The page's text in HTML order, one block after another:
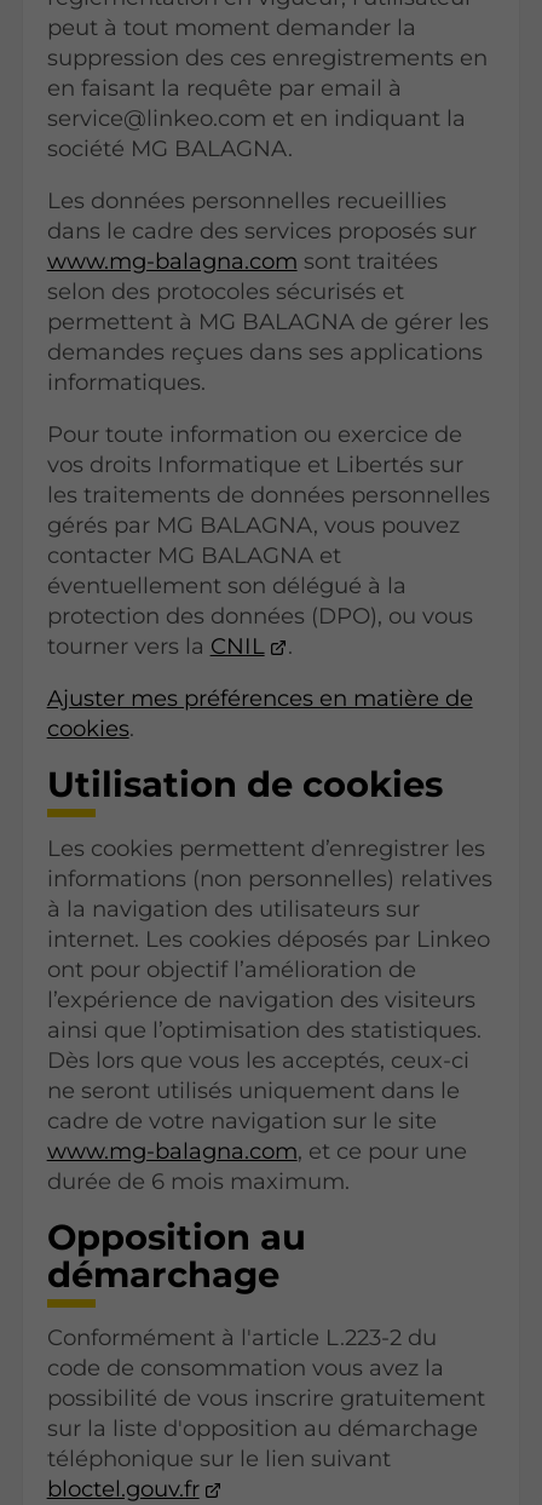
peut à tout moment demander la
suppression des ces enregistrements en
en faisant la requête par email à
service@linkeo.com et en indiquant la
société MG BALAGNA.
Les données personnelles recueillies
dans le cadre des services proposés sur
www.mg-balagna.com sont traitées
selon des protocoles sécurisés et
permettent à MG BALAGNA de gérer les
demandes reçues dans ses applications
informatiques.
Pour toute information ou exercice de
vos droits Informatique et Libertés sur
les traitements de données personnelles
gérés par MG BALAGNA, vous pouvez
contacter MG BALAGNA et
éventuellement son délégué à la
protection des données (DPO), ou vous
tourner vers la CNIL
.
Ajuster mes préférences en matière de
cookies.
Utilisation de cookies
Les cookies permettent d’enregistrer les
informations (non personnelles) relatives
à la navigation des utilisateurs sur
internet. Les cookies déposés par Linkeo
ont pour objectif l’amélioration de
l’expérience de navigation des visiteurs
ainsi que l’optimisation des statistiques.
Dès lors que vous les acceptés, ceux-ci
ne seront utilisés uniquement dans le
cadre de votre navigation sur le site
www.mg-balagna.com, et ce pour une
durée de 6 mois maximum.
Opposition au
démarchage
Conformément à l'article L.223-2 du
code de consommation vous avez la
possibilité de vous inscrire gratuitement
sur la liste d'opposition au démarchage
téléphonique sur le lien suivant
bloctel.gouv.fr